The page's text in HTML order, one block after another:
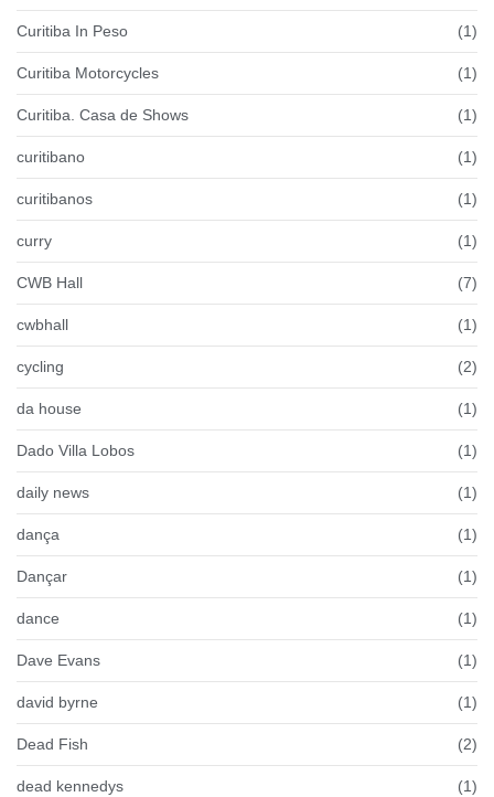
Curitiba In Peso (1)
Curitiba Motorcycles (1)
Curitiba. Casa de Shows (1)
curitibano (1)
curitibanos (1)
curry (1)
CWB Hall (7)
cwbhall (1)
cycling (2)
da house (1)
Dado Villa Lobos (1)
daily news (1)
dança (1)
Dançar (1)
dance (1)
Dave Evans (1)
david byrne (1)
Dead Fish (2)
dead kennedys (1)